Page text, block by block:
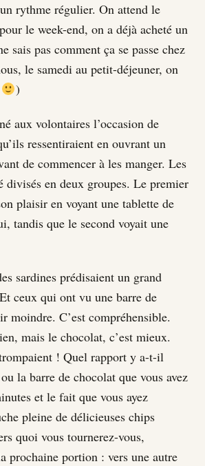
rythme régulier. On attend le
le week-end, on a déjà acheté un
sais pas comment ça se passe chez
le samedi au petit-déjeuner, on
)
aux volontaires l’occasion de
ressentiraient en ouvrant un
de commencer à les manger. Les
divisés en deux groupes. Le premier
plaisir en voyant une tablette de
tandis que le second voyait une
sardines prédisaient un grand
ceux qui ont vu une barre de
moindre. C’est compréhensible.
mais le chocolat, c’est mieux.
! Quel rapport y a-t-il
la barre de chocolat que vous avez
et le fait que vous ayez
pleine de délicieuses chips
quoi vous tournerez-vous,
prochaine portion : vers une autre